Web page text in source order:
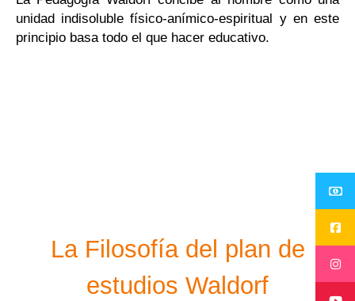
unidad indisoluble físico-anímico-espiritual y en este
principio basa todo el que hacer educativo.
La Filosofía del plan de
estudios Waldorf